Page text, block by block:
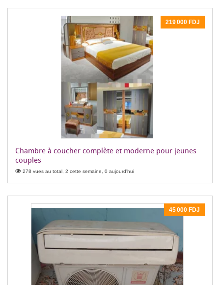
219 000 FDJ
Chambre à coucher complète et moderne pour jeunes
couples
278 vues au total, 2 cette semaine, 0 aujourd'hui
45 000 FDJ